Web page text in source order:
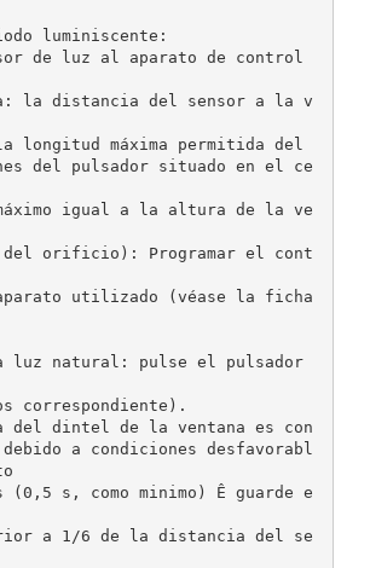
luminiscente:
de luz al aparato de control
la distancia del sensor a la v
longitud máxima permitida del
del pulsador situado en el ce
igual a la altura de la ve
del orificio): Programar el cont
utilizado (véase la ficha
luz natural: pulse el pulsador
correspondiente).
del dintel de la ventana es con
a condiciones desfavorabl
(0,5 s, como minimo) Ê guarde e
a 1/6 de la distancia del se